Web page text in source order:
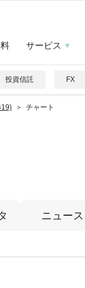
サービス
投資信託 FX
チャート
ニュース